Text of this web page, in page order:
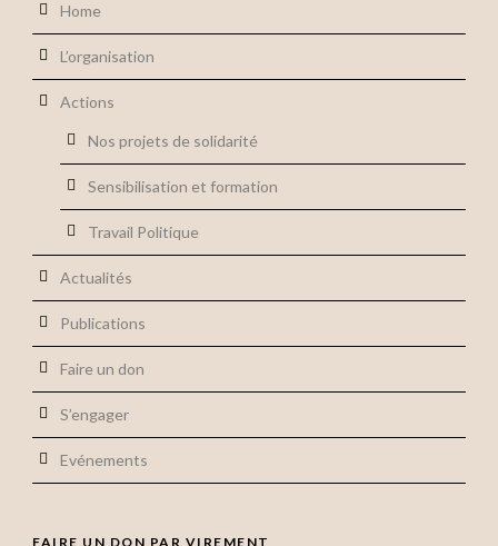
Home
L’organisation
Actions
Nos projets de solidarité
Sensibilisation et formation
Travail Politique
Actualités
Publications
Faire un don
S’engager
Evénements
FAIRE UN DON PAR VIREMENT